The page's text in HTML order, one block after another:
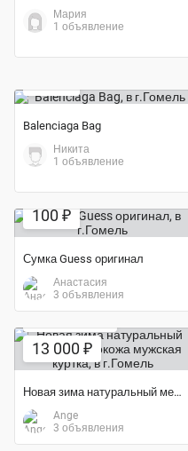
Мария
1 объявление
Balenciaga Bag
Никита
1 объявление
100 ₽
Сумка Guess оригинал
Анастасия
3 объявления
13 000 ₽
Новая зима натуральный мех енота экокожа мужская куртка
Ange
3 объявления